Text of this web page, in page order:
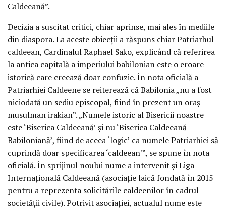
Caldeeană”.
Decizia a suscitat critici, chiar aprinse, mai ales în mediile
din diaspora. La aceste obiecții a răspuns chiar Patriarhul
caldeean, Cardinalul Raphael Sako, explicând că referirea
la antica capitală a imperiului babilonian este o eroare
istorică care creează doar confuzie. În nota oficială a
Patriarhiei Caldeene se reiterează că Babilonia „nu a fost
niciodată un sediu episcopal, fiind în prezent un oraș
musulman irakian”. „Numele istoric al Bisericii noastre
este ‘Biserica Caldeeană’ și nu ‘Biserica Caldeeană
Babiloniană’, fiind de aceea ‘logic’ ca numele Patriarhiei să
cuprindă doar specificarea ‘caldeean'”, se spune în nota
oficială. În sprijinul noului nume a intervenit și Liga
Internațională Caldeeană (asociație laică fondată în 2015
pentru a reprezenta solicitările caldeenilor în cadrul
societății civile). Potrivit asociației, actualul nume este